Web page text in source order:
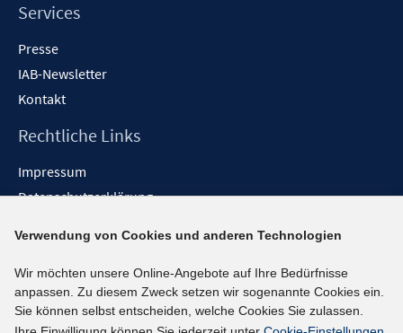
Services
Presse
IAB-Newsletter
Kontakt
Rechtliche Links
Impressum
Datenschutzerklärung
Barrieren melden
Social-Media-Kanäle
BlueSky
Verwendung von Cookies und anderen Technologien
Wir möchten unsere Online-Angebote auf Ihre Bedürfnisse
anpassen. Zu diesem Zweck setzen wir sogenannte Cookies ein.
Sie können selbst entscheiden, welche Cookies Sie zulassen.